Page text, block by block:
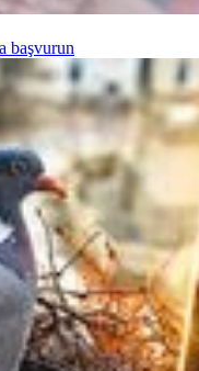
başvurun